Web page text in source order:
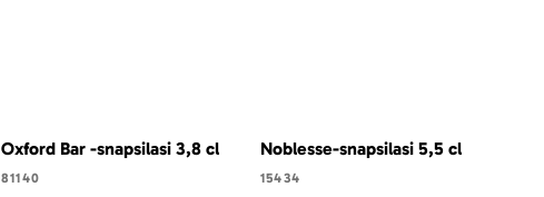
Oxford Bar -snapsilasi 3,8 cl
81140
Noblesse-snapsilasi 5,5 cl
15434